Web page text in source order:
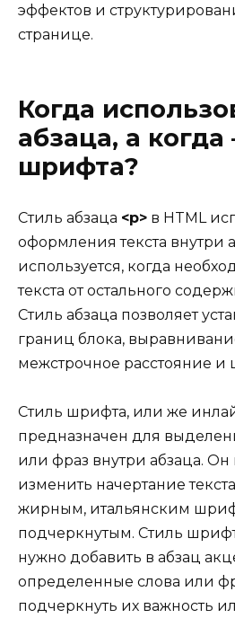
эффектов и
странице.
Когда
абзаца, а
шрифта?
Стиль абзаца <p> в HTML
оформления текста внутри
используется, когда
текста от остального
Стиль абзаца позволяет
границ блока,
межстрочное расстояние и
Стиль шрифта, или же
предназначен для
или фраз внутри абзаца. Он
изменить начертание
жирным, итальянским
подчеркнутым. Стиль
нужно добавить в абзац
определенные слова или
подчеркнуть их важность